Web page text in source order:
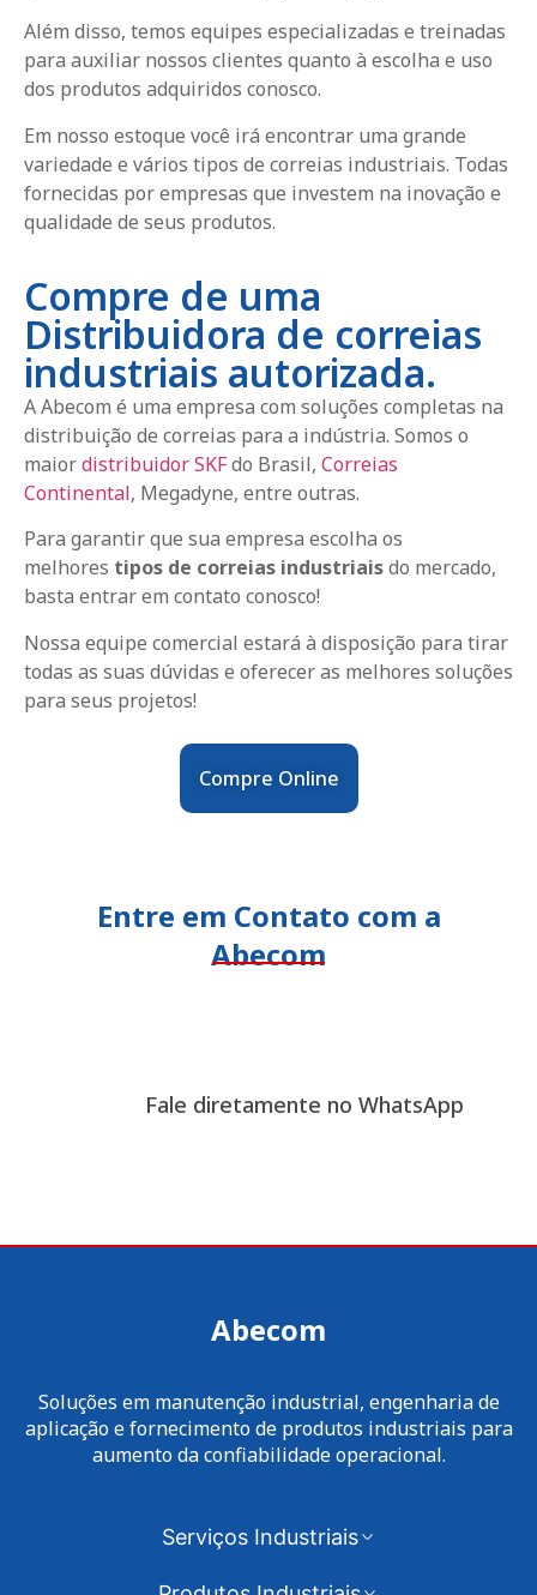
Além disso, temos equipes especializadas e treinadas
para auxiliar nossos clientes quanto à escolha e uso
dos produtos adquiridos conosco.
Em nosso estoque você irá encontrar uma grande
variedade e vários tipos de correias industriais. Todas
fornecidas por empresas que investem na inovação e
qualidade de seus produtos.
Compre de uma
Distribuidora de correias
industriais autorizada.
A Abecom é uma empresa com soluções completas na
distribuição de correias para a indústria. Somos o
maiordistribuidor SKFdo Brasil, Correias
Continental, Megadyne, entre outras.
Para garantir que sua empresa escolha os
melhores tipos de correias industriaisdo mercado,
basta entrar em contato conosco!
Nossa equipe comercial estará à disposição para tirar
todas as suas dúvidas e oferecer as melhores soluções
para seus projetos!
Compre Online
Entre em Contato com a
Abecom
Fale diretamente no WhatsApp
Abecom
Soluções em manutenção industrial, engenharia de
aplicação e fornecimento de produtos industriais para
aumento da confiabilidade operacional.
Serviços Industriais